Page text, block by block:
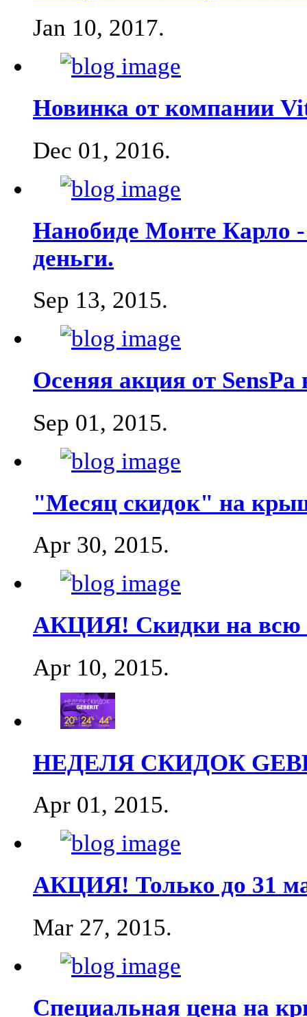
Jan 10, 2017.
Новинка от компании
Dec 01, 2016.
Нанобиде Монте Карло
деньги.
Sep 13, 2015.
Осеняя акция от SensPa
Sep 01, 2015.
"Месяц скидок" на
Apr 30, 2015.
АКЦИЯ! Скидки на всю
Apr 10, 2015.
НЕДЕЛЯ СКИДОК
Apr 01, 2015.
АКЦИЯ! Только до 31
Mar 27, 2015.
Специальная цена на